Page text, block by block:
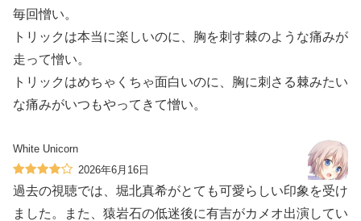
毎回憎い。
トリックは本当に楽しいのに、胸を刺す棘のような痛みが
走って憎い。
トリックはめちゃくちゃ面白いのに、胸に刺さる棘みたい
な痛みがいつもやってきて憎い。
White Unicorn
2026年6月16日
過去の視聴では、堀北真希がとても可愛らしい印象を受け
ました。また、猿岩石の低迷後に有吉がカメオ出演してい